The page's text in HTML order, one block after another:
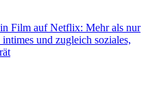
Film auf Netflix: Mehr als nur
und zugleich soziales,